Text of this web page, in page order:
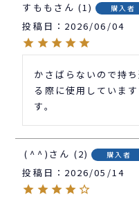
すもも 1 購入者
投稿日 2026/06/04
かさばらないので持
る際に使用していま
す。
⁠(⁠^⁠^⁠) 2 購入者
投稿日 2026/05/14